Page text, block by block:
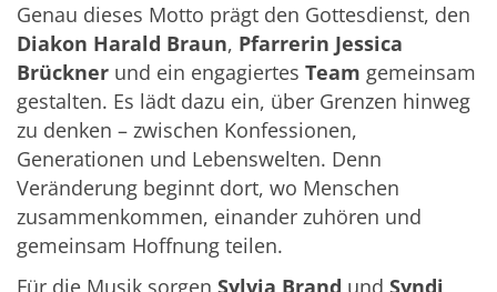
Genau dieses Motto prägt den Gottesdienst, den
Diakon Harald Braun, Pfarrerin Jessica
Brückner und ein engagiertes Team gemeinsam
gestalten. Es lädt dazu ein, über Grenzen hinweg
zu denken – zwischen Konfessionen,
Generationen und Lebenswelten. Denn
Veränderung beginnt dort, wo Menschen
zusammenkommen, einander zuhören und
gemeinsam Hoffnung teilen.
Für die Musik sorgen Sylvia Brand und Syndi